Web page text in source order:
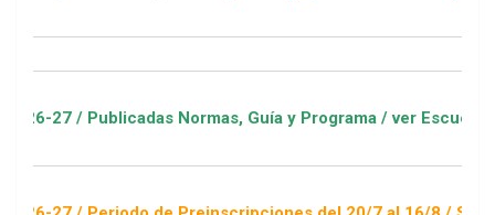
Normas, Guía y Programa / ver Escuelas Deportivas